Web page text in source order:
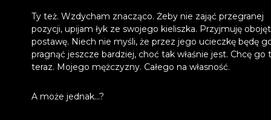
Ty też. Wzdycham znacząco. Żeby nie zająć przegranej
pozycji, upijam łyk ze swojego kieliszka. Przyjmuję
postawę. Niech nie myśli, że przez jego ucieczkę będę
pragnąć jeszcze bardziej, choć tak właśnie jest. Chcę go
teraz. Mojego mężczyzny. Całego na własność.
A może jednak...?